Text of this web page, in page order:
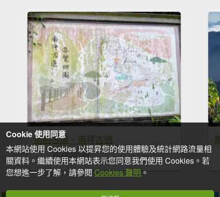
馬胎古道、南坪古道
2026-06-30
Cookie 使用同意
本網站使用 Cookies 以提昇您的使用體驗及統計網路流量相
關資料。繼續使用本網站表示您同意我們使用 Cookies。若
您想進一步了解，請參閱 Cookies 聲明 。